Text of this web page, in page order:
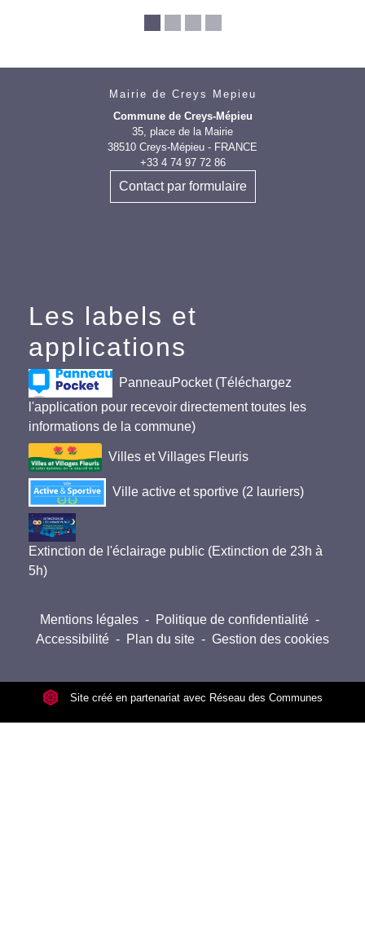
Mairie de Creys Mepieu
Commune de Creys-Mépieu
35, place de la Mairie
38510 Creys-Mépieu - FRANCE
+33 4 74 97 72 86
Contact par formulaire
Les labels et
applications
PanneauPocket (Téléchargez
l'application pour recevoir directement toutes les
informations de la commune)
Villes et Villages Fleuris
Ville active et sportive (2 lauriers)
Extinction de l'éclairage public (Extinction de 23h à
5h)
Mentions légales - Politique de confidentialité -
Accessibilité - Plan du site - Gestion des cookies
Site créé en partenariat avec Réseau des Communes